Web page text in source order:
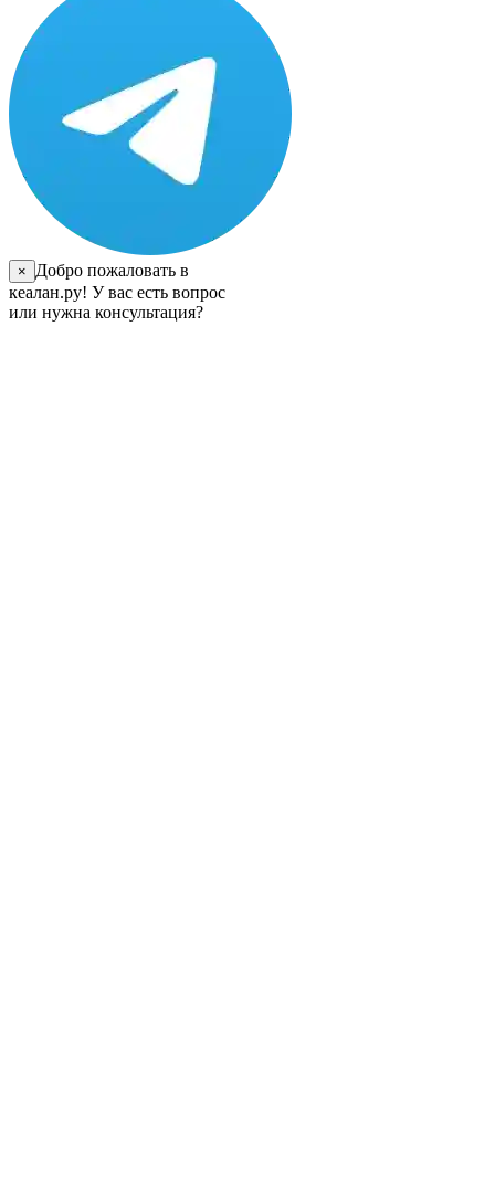
×
Добро пожаловать в
кеалан.ру! У вас есть вопрос
или нужна консультация?